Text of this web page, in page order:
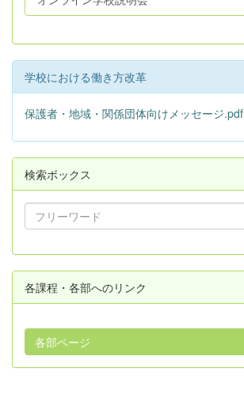
学校における働き方改革
保護者・地域・関係団体向けメッセージ.pdf
検索ボックス
各課程・各部へのリンク
各部ページ